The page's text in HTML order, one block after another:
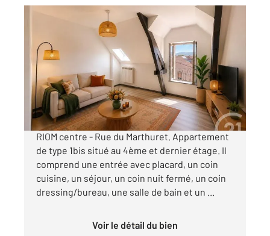
, 3 pièces
Ref : 25119
Appartement F3 à louer
532 €
par mois charges comprises
RIOM centre - Rue du Marthuret. Appartement
de type 1bis situé au 4ème et dernier étage. Il
comprend une entrée avec placard, un coin
cuisine, un séjour, un coin nuit fermé, un coin
dressing/bureau, une salle de bain et un ...
Voir le détail du bien